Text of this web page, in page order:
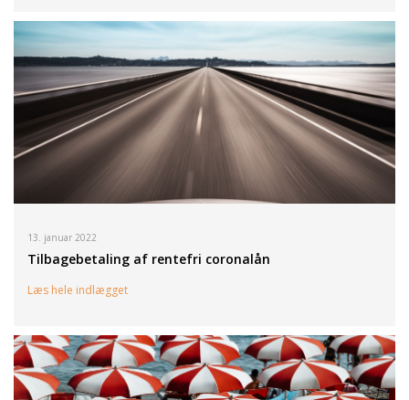
13. januar 2022
Tilbagebetaling af rentefri coronalån
Læs hele indlægget